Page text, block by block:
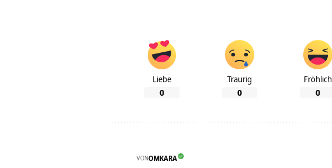
Liebe
0
Traurig
0
Fröhlich
0
VONOMKARA